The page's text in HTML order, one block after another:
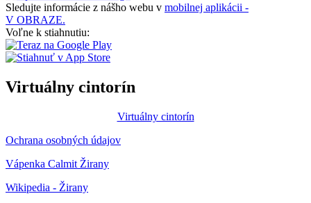
Sledujte informácie z nášho webu v mobilnej aplikácii -
V OBRAZE.
Voľne k stiahnutiu:
Virtuálny cintorín
Virtuálny cintorín
Ochrana osobných údajov
Vápenka Calmit Žirany
Wikipedia - Žirany